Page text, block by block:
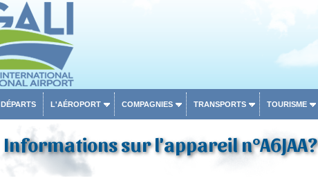
DÉPARTS L'AÉROPORT COMPAGNIES TRANSPORTS TOURISME
Informations sur l'appareil n°A6JAA?